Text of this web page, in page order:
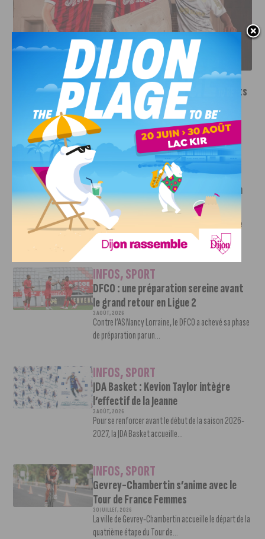
LE DFCO DÉVOILE SES NOUVEAUX MAILLOTS POUR LA
SAISON 2026-2027
INFOS,SPORT
Le DFCO dévoile ses nouveaux maillots
pour la saison 2026-2027
6 AOÛT, 2026
Le club dijonnais a présenté ses nouveaux maillots
pour son retour en Ligue 2....
SPORT
Faire le tour de la Côte-d’Or à vélo en
trois jours : le défi de Victor Bosoni
5 AOÛT, 2026
Le challenge que s’apprête à relever l’ultra-cycliste
Victor Bosoni est simple : parcourir 571...
INFOS,SPORT
DFCO : une préparation sereine avant
le grand retour en Ligue 2
3 AOÛT, 2026
Contre l’AS Nancy Lorraine, le DFCO a achevé sa phase
de préparation par un...
INFOS,SPORT
JDA Basket : Kevion Taylor intègre
l’effectif de la Jeanne
3 AOÛT, 2026
Pour se renforcer avant le début de la saison 2026-
2027, la JDA Basket accueille...
INFOS,SPORT
Gevrey-Chambertin s’anime avec le
Tour de France Femmes
30 JUILLET, 2026
La ville de Gevrey-Chambertin accueille le départ de la
quatrième étape du Tour de...